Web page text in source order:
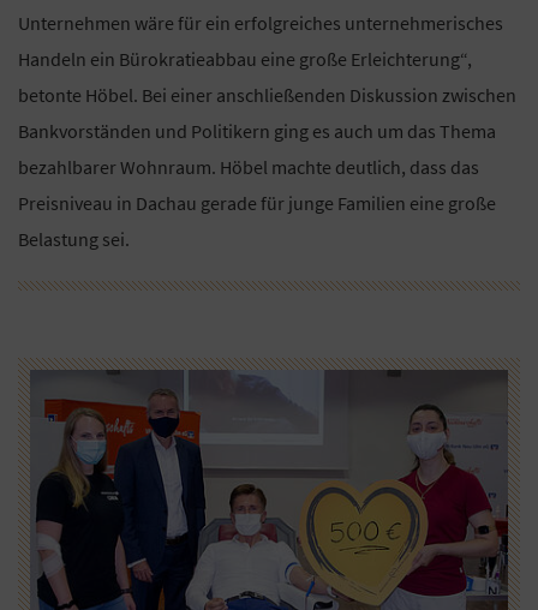
Unternehmen wäre für ein erfolgreiches unternehmerisches
Handeln ein Bürokratieabbau eine große Erleichterung“,
betonte Höbel. Bei einer anschließenden Diskussion zwischen
Bankvorständen und Politikern ging es auch um das Thema
bezahlbarer Wohnraum. Höbel machte deutlich, dass das
Preisniveau in Dachau gerade für junge Familien eine große
Belastung sei.